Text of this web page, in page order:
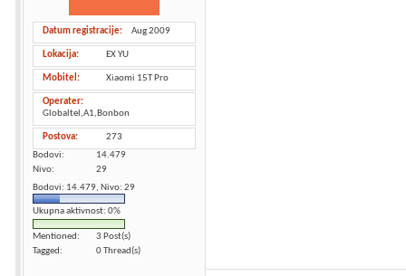
Datum registracije Aug 2009
Lokacija EX YU
Mobitel Xiaomi 15T Pro
Operater
Globaltel,A1,Bonbon
Postova
273
Bodovi
14.479
Nivo
29
Bodovi: 14.479, Nivo: 29
Ukupna aktivnost: 0%
Mentioned
3 Post(s)
Tagged
0 Thread(s)